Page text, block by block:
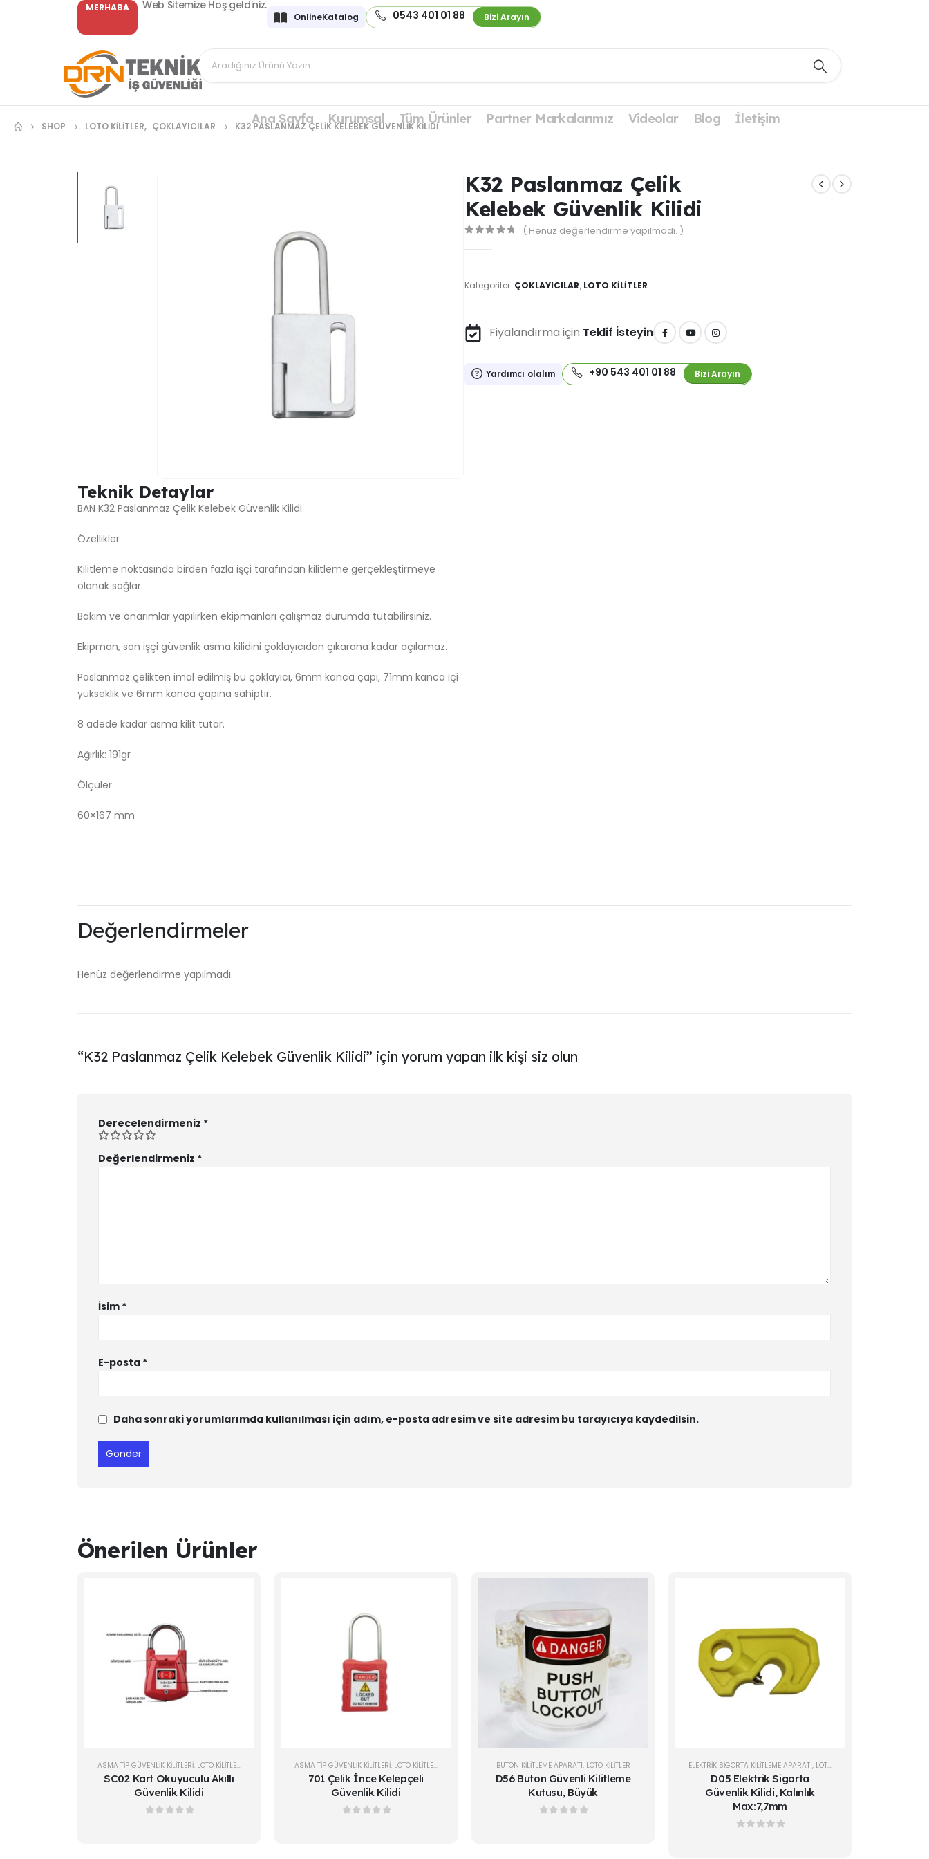
MERHABA Web Sitemize Hoş geldiniz.
OnlineKatalog 0543 401 01 88 Bizi Arayın
Ana Sayfa Kurumsal Tüm Ürünler Partner Markalarımız Videolar Blog İletişim
SHOP LOTO KİLİTLER, ÇOKLAYICILAR K32 PASLANMAZ ÇELIK KELEBEK GÜVENLIK KILIDI
Teknik Detaylar
BAN K32 Paslanmaz Çelik Kelebek Güvenlik Kilidi
Özellikler
Kilitleme noktasında birden fazla işçi tarafından kilitleme gerçekleştirmeye
olanak sağlar.
Bakım ve onarımlar yapılırken ekipmanları çalışmaz durumda tutabilirsiniz.
Ekipman, son işçi güvenlik asma kilidini çoklayıcıdan çıkarana kadar açılamaz.
Paslanmaz çelikten imal edilmiş bu çoklayıcı, 6mm kanca çapı, 71mm kanca içi
yükseklik ve 6mm kanca çapına sahiptir.
8 adede kadar asma kilit tutar.
Ağırlık: 191gr
Ölçüler
60×167 mm
K32 Paslanmaz Çelik
Kelebek Güvenlik Kilidi
( Henüz değerlendirme yapılmadı. )
Kategoriler: ÇOKLAYICILAR, LOTO KİLİTLER
Fiyalandırma için Teklif İsteyin
Yardımcı olalım +90 543 401 01 88 Bizi Arayın
Değerlendirmeler
Henüz değerlendirme yapılmadı.
“K32 Paslanmaz Çelik Kelebek Güvenlik Kilidi” için yorum yapan ilk kişi siz olun
Derecelendirmeniz *
Değerlendirmeniz *
İsim *
E-posta *
Daha sonraki yorumlarımda kullanılması için adım, e-posta adresim ve site adresim bu tarayıcıya kaydedilsin.
Önerilen Ürünler
ASMA TIP GÜVENLIK KILITLERI, LOTO KİLİTLER
SC02 Kart Okuyuculu Akıllı
Güvenlik Kilidi
ASMA TIP GÜVENLIK KILITLERI, LOTO KİLİTLER
701 Çelik İnce Kelepçeli
Güvenlik Kilidi
BUTON KILITLEME APARATI, LOTO KİLİTLER
D56 Buton Güvenli Kilitleme
Kutusu, Büyük
ELEKTRIK SIGORTA KILITLEME APARATI, LOTO KİLİTLER
D05 Elektrik Sigorta
Güvenlik Kilidi, Kalınlık
Max:7,7mm